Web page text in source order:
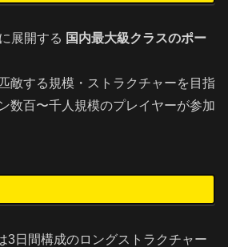
展開する 国内最大級クラスのポー
敵する規模・ストラクチャーを目指
数百〜千人規模のプレイヤーが参加
3日間構成のロングストラクチャー